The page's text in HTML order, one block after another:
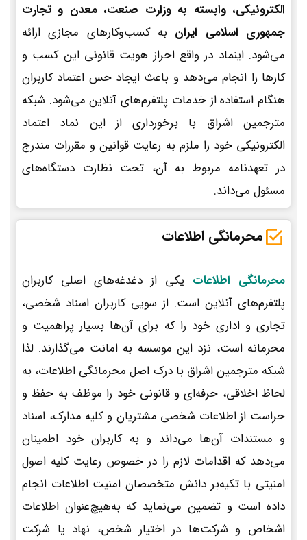
الکترونیکی، وابسته به وزارت صنعت، معدن و تجارت
جمهوری اسلامی ایران به کسب‌وکارهای مجازی ارائه
می‌شود. اینماد در واقع احراز هویت قانونی این کسب و
کارها را انجام می‌دهد و باعث ایجاد حس اعتماد کاربران
هنگام استفاده از خدمات پلتفرم‌های آنلاین می‌شود. شبکه
مترجمین اشراق با برخورداری از این نماد اعتماد
الکترونیکی خود را ملزم به رعایت قوانین و مقررات مندرج
در تعهدنامه مربوط به آن، تحت نظارت دستگاه‌های
مسئول می‌داند.
محرمانگی اطلاعات
محرمانگی اطلاعات یکی از دغدغه‌های اصلی کاربران
پلتفرم‌های آنلاین است. از سویی کاربران اسناد شخصی،
تجاری و اداری خود را که برای آن‌ها بسیار پراهمیت و
محرمانه است، نزد این موسسه به امانت می‌گذارند. لذا
شبکه مترجمین اشراق با درک اصل محرمانگی اطلاعات، به
لحاظ اخلاقی، حرفه‌ای و قانونی خود را موظف به حفظ و
حراست از اطلاعات شخصی مشتریان و کلیه مدارک، اسناد
و مستندات آن‌ها می‌داند و به کاربران خود اطمینان
می‌دهد که اقدامات لازم را در خصوص رعایت کلیه اصول
امنیتی با تکیه‌بر دانش متخصصان امنیت اطلاعات انجام
داده است و تضمین می‌نماید که به‌هیچ‌عنوان اطلاعات
اشخاص و شرکت‌ها در اختیار شخص، نهاد یا شرکت